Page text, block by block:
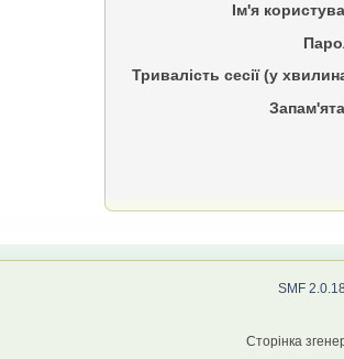
Ім'я
Тривалість сесії (у
SMF
Сторінка